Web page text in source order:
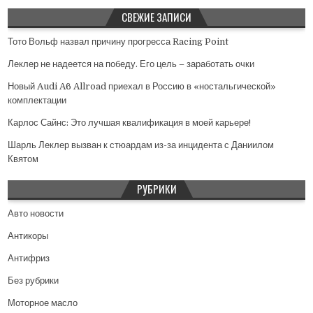
СВЕЖИЕ ЗАПИСИ
Тото Вольф назвал причину прогресса Racing Point
Леклер не надеется на победу. Его цель – заработать очки
Новый Audi A6 Allroad приехал в Россию в «ностальгической»
комплектации
Карлос Сайнс: Это лучшая квалификация в моей карьере!
Шарль Леклер вызван к стюардам из-за инцидента с Даниилом
Квятом
РУБРИКИ
Авто новости
Антикоры
Антифриз
Без рубрики
Моторное масло